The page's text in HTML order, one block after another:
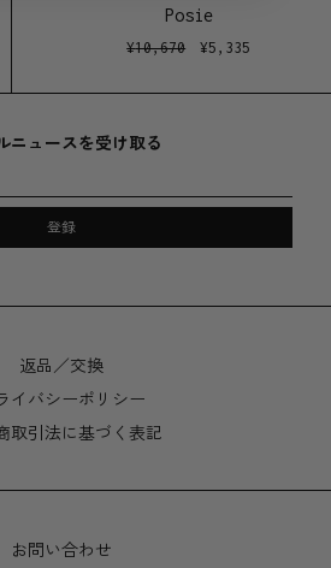
レグランスオイルとエッセンシャ
繊維のコットンを使用。
Posie
¥10,670 ¥5,335
ニュースを受け取る
登録
返品／交換
イバシーポリシー
取引法に基づく表記
お問い合わせ